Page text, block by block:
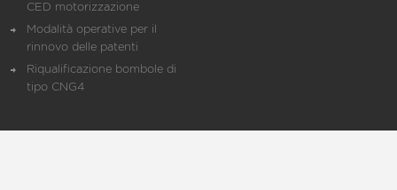
CED motorizzazione
Modalità operative per il
rinnovo delle patenti
Riqualificazione bombole di
tipo CNG4